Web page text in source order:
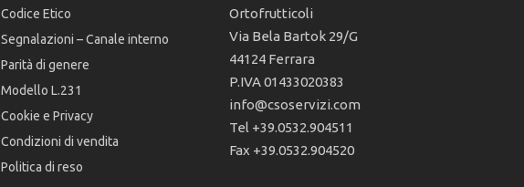
Codice Etico
Segnalazioni – Canale interno
Parità di genere
Modello L.231
Cookie e Privacy
Condizioni di vendita
Politica di reso
Ortofrutticoli
Via Bela Bartok 29/G
44124 Ferrara
P.IVA 01433020383
info@csoservizi.com
Tel +39.0532.904511
Fax +39.0532.904520